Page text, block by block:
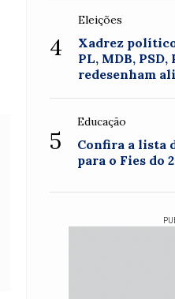
4
Eleições
Xadrez
PL, MDB, PSD,
redesenham
5
Educação
Confira a lista
para o Fies do